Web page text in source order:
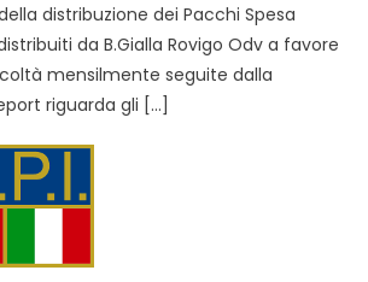
distribuzione dei Pacchi Spesa
da B.Gialla Rovigo Odv a favore
mensilmente seguite dalla
riguarda gli […]